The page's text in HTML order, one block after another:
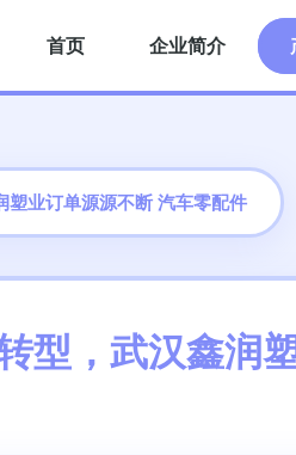
首页 企业简介
塑业订单源源不断 汽车零配件
型，武汉鑫润